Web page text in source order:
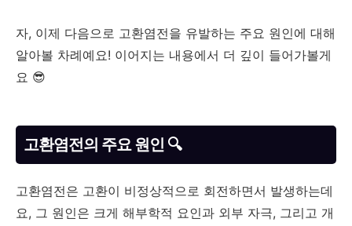
자, 이제 다음으로 고환염전을 유발하는 주요 원인에 대해
알아볼 차례예요! 이어지는 내용에서 더 깊이 들어가볼게
요 😎
고환염전의 주요 원인 🔍
고환염전은 고환이 비정상적으로 회전하면서 발생하는데
요, 그 원인은 크게 해부학적 요인과 외부 자극, 그리고 개